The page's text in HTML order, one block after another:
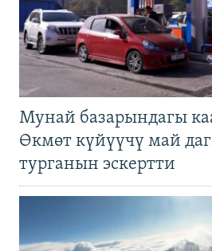
Мунай базарындагы
Өкмөт күйүүчү май
турганын эскертти